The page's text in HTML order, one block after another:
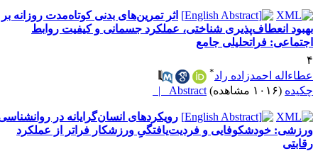
اثر تمرین‌های بدنی کوتاه‌مدت روزانه بر
انعطاف‌پذیری شناختی، عملکرد جسمانی و کیفیت روابط
فراتحلیلی جامع
احمدزاده راد *
(۱۰۱۶ مشاهده) Abstract |
رویکردهای انسان‌گرایانه در روانشناسی
خودشکوفایی و فردیت‌یافتگیِ ورزشکار فراتر از عملکرد